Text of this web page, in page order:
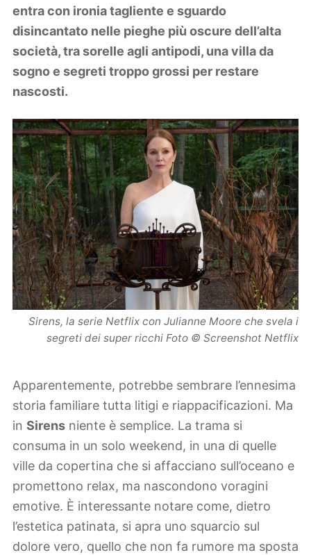
entra con ironia tagliente e sguardo
disincantato nelle pieghe più oscure dell’alta
società, tra sorelle agli antipodi, una villa da
sogno e segreti troppo grossi per restare
nascosti.
Sirens, la serie Netflix con Julianne Moore che svela i
segreti dei super ricchi Foto © Screenshot Netflix
Apparentemente, potrebbe sembrare l’ennesima
storia familiare tutta litigi e riappacificazioni. Ma
in Sirens niente è semplice. La trama si
consuma in un solo weekend, in una di quelle
ville da copertina che si affacciano sull’oceano e
promettono relax, ma nascondono voragini
emotive. È interessante notare come, dietro
l’estetica patinata, si apra uno squarcio sul
dolore vero, quello che non fa rumore ma sposta